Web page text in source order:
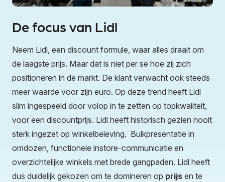
De focus van Lidl
Neem Lidl, een discount formule, waar alles draait om
de laagste prijs. Maar dat is niet per se hoe zij zich
positioneren in de markt. De klant verwacht ook steeds
meer waarde voor zijn euro. Op deze trend heeft Lidl
slim ingespeeld door volop in te zetten op topkwaliteit,
voor een discountprijs. Lidl heeft historisch gezien nooit
sterk ingezet op winkelbeleving. Bulkpresentatie in
omdozen, functionele instore-communicatie en
overzichtelijke winkels met brede gangpaden. Lidl heeft
dus duidelijk gekozen om te domineren op prijs en te